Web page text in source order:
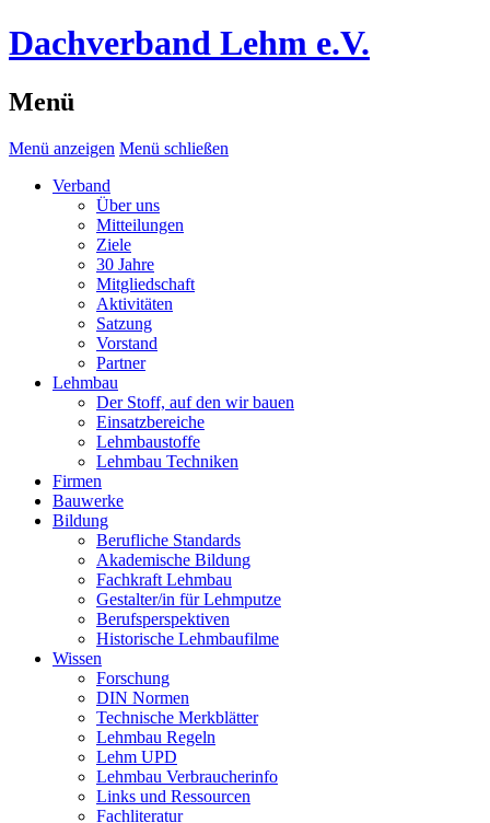
Dachverband Lehm e.V.
Menü
Menü anzeigen Menü schließen
Verband
Über uns
Mitteilungen
Ziele
30 Jahre
Mitgliedschaft
Aktivitäten
Satzung
Vorstand
Partner
Lehmbau
Der Stoff, auf den wir bauen
Einsatzbereiche
Lehmbaustoffe
Lehmbau Techniken
Firmen
Bauwerke
Bildung
Berufliche Standards
Akademische Bildung
Fachkraft Lehmbau
Gestalter/in für Lehmputze
Berufsperspektiven
Historische Lehmbaufilme
Wissen
Forschung
DIN Normen
Technische Merkblätter
Lehmbau Regeln
Lehm UPD
Lehmbau Verbraucherinfo
Links und Ressourcen
Fachliteratur